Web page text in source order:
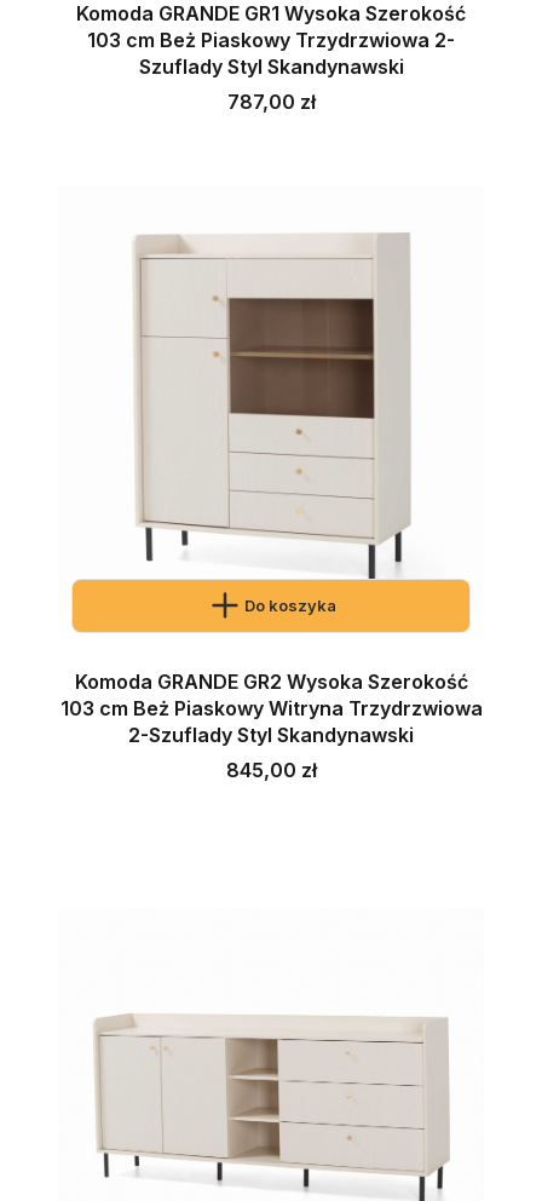
Komoda GRANDE GR1 Wysoka Szerokość
103 cm Beż Piaskowy Trzydrzwiowa 2-
Szuflady Styl Skandynawski
Cena
787,00 zł
Do koszyka
Komoda GRANDE GR2 Wysoka Szerokość
103 cm Beż Piaskowy Witryna Trzydrzwiowa
2-Szuflady Styl Skandynawski
Cena
845,00 zł